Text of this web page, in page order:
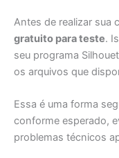
Antes de realizar sua
gratuito para teste.
seu programa
os arquivos que
Essa é uma forma
conforme esperado,
problemas técnicos